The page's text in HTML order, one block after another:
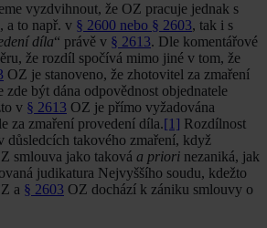
vyzdvihnout, že OZ pracuje jednak s
a to např. v § 2600 nebo § 2603, tak i s
díla“ právě v § 2613. Dle komentářové
že rozdíl spočívá mimo jiné v tom, že
OZ je stanoveno, že zhotovitel za zmaření
zde být dána odpovědnost objednatele
v § 2613 OZ je přímo vyžadována
za zmaření provedení díla.[1] Rozdílnost
důsledcích takového zmaření, když
smlouva jako taková a priori nezaniká, jak
judikatura Nejvyššího soudu, kdežto
a § 2603 OZ dochází k zániku smlouvy o